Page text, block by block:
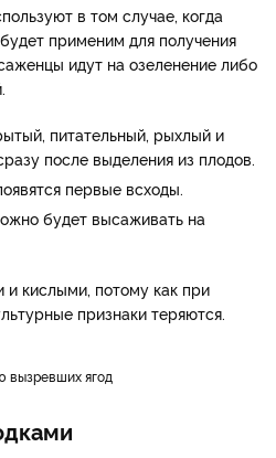
в том случае, когда
применим для получения
идут на озеленение либо
питательный, рыхлый и
после выделения из плодов.
первые всходы.
будет высаживать на
кислыми, потому как при
признаки теряются.
вызревших ягод